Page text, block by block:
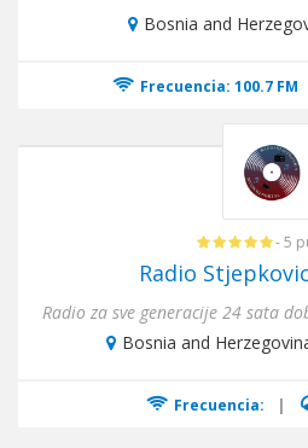
Bosnia and
Frecuencia: 100.7 FM
- 5
Radio
Bosnia and
Frecuencia: |